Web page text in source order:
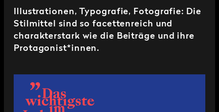
Illustrationen, Typografie, Fotografie: Die
Stilmittel sind so facettenreich und
charakterstark wie die Beiträge und ihre
Protagonist*innen.